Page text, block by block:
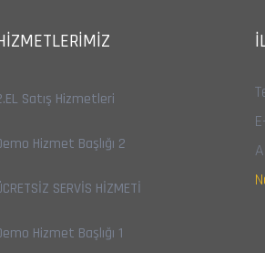
Satış Hizmetleri
Hizmet Başlığı 2
SERVİS HİZMETİ
Hizmet Başlığı 1